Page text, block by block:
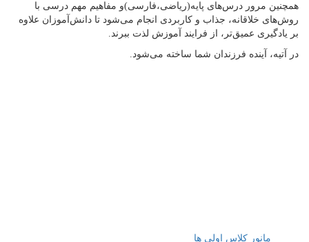
همچنین مرور درس‌های پایه(ریاضی،فارسی)و مفاهیم مهم درسی با
روش‌های خلاقانه، جذاب و کاربردی انجام می‌شود تا دانش‌آموزان علاوه
بر یادگیری عمیق‌تر، از فرایند آموزش لذت ببرند.
در آتیه، آینده فرزندان شما ساخته می‌شود.
مانور کلاس اولی ها